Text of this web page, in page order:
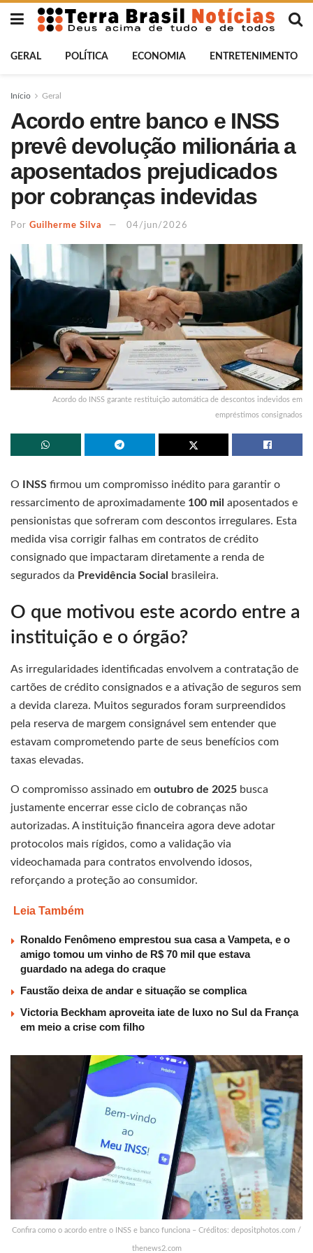
GERAL POLÍTICA ECONOMIA ENTRETENIMENTO
Início Geral
Acordo entre banco e INSS
prevê devolução milionária a
aposentados prejudicados
por cobranças indevidas
Por Guilherme Silva 04/jun/2026
Acordo do INSS garante restituição automática de descontos indevidos em
empréstimos consignados
O INSS firmou um compromisso inédito para garantir o
ressarcimento de aproximadamente 100 mil aposentados e
pensionistas que sofreram com descontos irregulares. Esta
medida visa corrigir falhas em contratos de crédito
consignado que impactaram diretamente a renda de
segurados da Previdência Social brasileira.
O que motivou este acordo entre a
instituição e o órgão?
As irregularidades identificadas envolvem a contratação de
cartões de crédito consignados e a ativação de seguros sem
a devida clareza. Muitos segurados foram surpreendidos
pela reserva de margem consignável sem entender que
estavam comprometendo parte de seus benefícios com
taxas elevadas.
O compromisso assinado em outubro de 2025 busca
justamente encerrar esse ciclo de cobranças não
autorizadas. A instituição financeira agora deve adotar
protocolos mais rígidos, como a validação via
videochamada para contratos envolvendo idosos,
reforçando a proteção ao consumidor.
Leia Também
Ronaldo Fenômeno emprestou sua casa a Vampeta, e o
amigo tomou um vinho de R$ 70 mil que estava
guardado na adega do craque
Faustão deixa de andar e situação se complica
Victoria Beckham aproveita iate de luxo no Sul da França
em meio a crise com filho
Confira como o acordo entre o INSS e banco funciona – Créditos: depositphotos.com /
thenews2.com